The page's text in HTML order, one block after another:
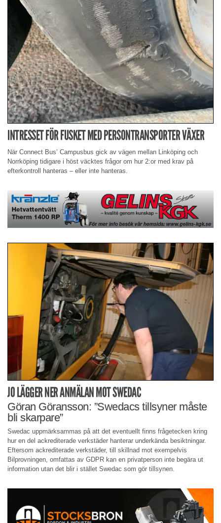
INTRESSET FÖR FUSKET MED PERSONTRANSPORTER VÄXER
När Connect Bus’ Campusbus gick av vägen mellan Linköping och
Norrköping tidigare i höst väcktes frågor om hur 2:or med krav på
efterkontroll hanteras – eller inte hanteras.
JO LÄGGER NER ANMÄLAN MOT SWEDAC
Göran Göransson: ”Swedacs tillsyner måste
bli skarpare”
Swedac uppmärksammas på att det eventuellt finns frågetecken kring
hur en del ackrediterade verkstäder hanterar underkända besiktningar.
Eftersom ackrediterade verkstäder, till skillnad mot exempelvis
Bilprovningen, omfattas av GDPR kan en privatperson inte begära ut
information utan det blir i stället Swedac som gör tillsynen.